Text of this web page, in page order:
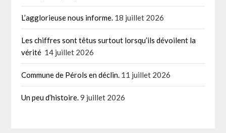
L’agglorieuse nous informe. 18 juillet 2026
Les chiffres sont têtus surtout lorsqu’ils dévoilent la
vérité 14 juillet 2026
Commune de Pérols en déclin. 11 juillet 2026
Un peu d’histoire.9 juillet 2026